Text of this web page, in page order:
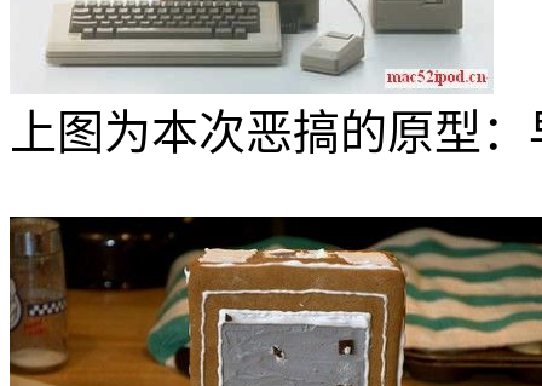
上图为本次恶搞的原型